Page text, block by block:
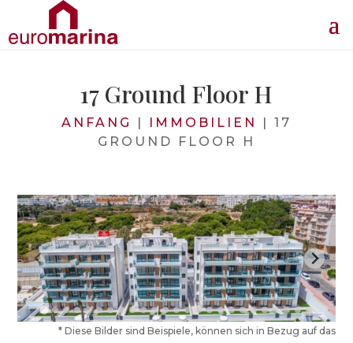
17 Ground Floor H
ANFANG | IMMOBILIEN | 17
GROUND FLOOR H
* Diese Bilder sind Beispiele, können sich in Bezug auf das